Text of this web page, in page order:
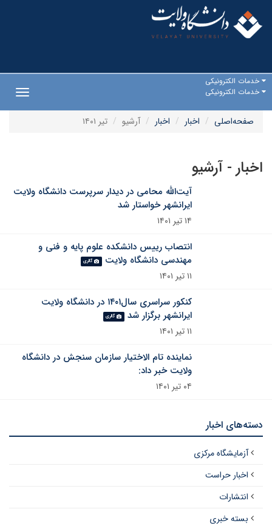
خدمات الکترونیکی
خدمات الکترونیکی
صفحه‌اصلی
اخبار اخبار آرشیو تیر ۱۴۰۱
اخبار - آرشیو
آیت‌الله محامی در دیدار سرپرست دانشگاه ولایت
ایرانشهر خواستار شد
۱۴ تیر ۱۴۰۱
انتصاب رییس دانشکده علوم پایه و فنی و
مهندسی دانشگاه ولایت
گالری
۱۱ تیر ۱۴۰۱
کنکور سراسری سال۱۴۰۱ در دانشگاه ولایت
ایرانشهر برگزار شد
گالری
۱۱ تیر ۱۴۰۱
نماینده تام الاختیار سازمان سنجش در دانشگاه
ولایت خبر داد:
۰۴ تیر ۱۴۰۱
دسته‌های اخبار
آزمایشگاه مرکزی
اخبار حراست
انتشارات
بسته خبری